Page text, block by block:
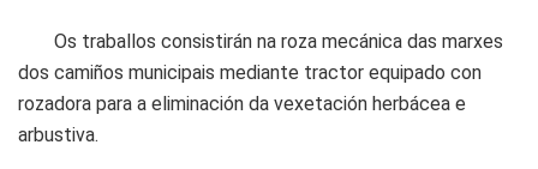
Os traballos consistirán na roza mecánica das marxes
dos camiños municipais mediante tractor equipado con
rozadora para a eliminación da vexetación herbácea e
arbustiva.